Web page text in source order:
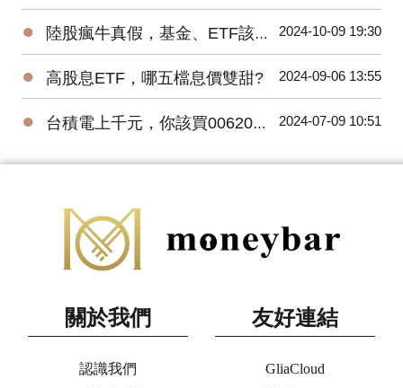
● 陸股瘋牛真假，基金、ETF該怎麼挑? 2024-10-09 19:30
● 高股息ETF，哪五檔息價雙甜? 2024-09-06 13:55
● 台積電上千元，你該買006208還是0056? 2024-07-09 10:51
關於我們
認識我們
友好連結
GliaCloud